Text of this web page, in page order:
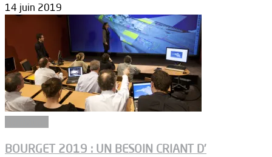
14 juin 2019
BOURGET 2019 : UN BESOIN CRIANT D’